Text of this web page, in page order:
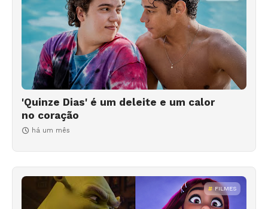
'Quinze Dias' é um deleite e um calor
no coração
há um mês
FILMES